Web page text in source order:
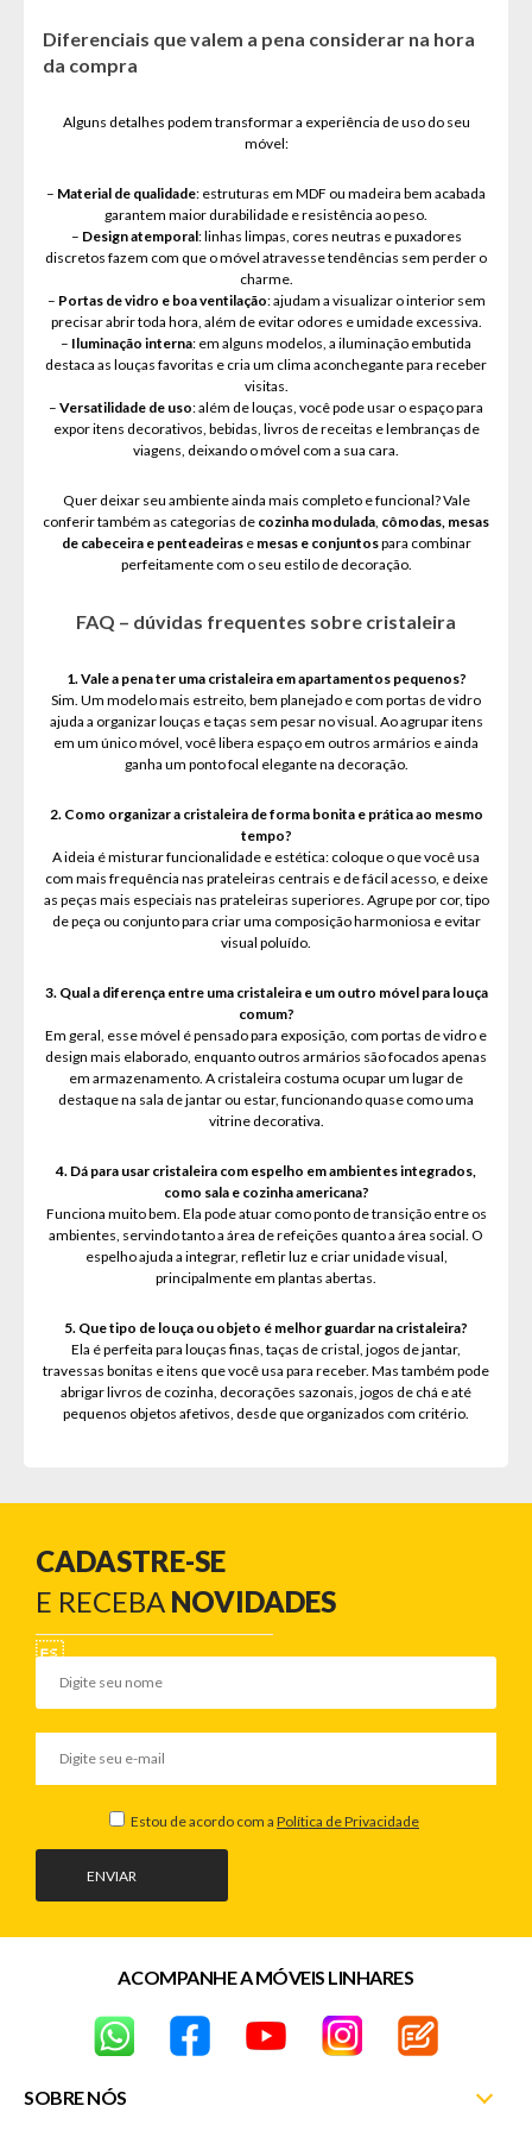
Diferenciais que valem a pena considerar na hora
da compra
Alguns detalhes podem transformar a experiência de uso do seu
móvel:
– Material de qualidade: estruturas em MDF ou madeira bem acabada
garantem maior durabilidade e resistência ao peso.
– Design atemporal: linhas limpas, cores neutras e puxadores
discretos fazem com que o móvel atravesse tendências sem perder o
charme.
– Portas de vidro e boa ventilação: ajudam a visualizar o interior sem
precisar abrir toda hora, além de evitar odores e umidade excessiva.
– Iluminação interna: em alguns modelos, a iluminação embutida
destaca as louças favoritas e cria um clima aconchegante para receber
visitas.
– Versatilidade de uso: além de louças, você pode usar o espaço para
expor itens decorativos, bebidas, livros de receitas e lembranças de
viagens, deixando o móvel com a sua cara.
Quer deixar seu ambiente ainda mais completo e funcional? Vale
conferir também as categorias de cozinha modulada cômodas, mesas
de cabeceira e penteadeirase mesas e conjuntospara combinar
perfeitamente com o seu estilo de decoração.
FAQ – dúvidas frequentes sobre cristaleira
1. Vale a pena ter uma cristaleira em apartamentos pequenos?
Sim. Um modelo mais estreito, bem planejado e com portas de vidro
ajuda a organizar louças e taças sem pesar no visual. Ao agrupar itens
em um único móvel, você libera espaço em outros armários e ainda
ganha um ponto focal elegante na decoração.
2. Como organizar a cristaleira de forma bonita e prática ao mesmo
tempo?
A ideia é misturar funcionalidade e estética: coloque o que você usa
com mais frequência nas prateleiras centrais e de fácil acesso, e deixe
as peças mais especiais nas prateleiras superiores. Agrupe por cor, tipo
de peça ou conjunto para criar uma composição harmoniosa e evitar
visual poluído.
3. Qual a diferença entre uma cristaleira e um outro móvel para louça
comum?
Em geral, esse móvel é pensado para exposição, com portas de vidro e
design mais elaborado, enquanto outros armários são focados apenas
em armazenamento. A cristaleira costuma ocupar um lugar de
destaque na sala de jantar ou estar, funcionando quase como uma
vitrine decorativa.
4. Dá para usar cristaleira com espelho em ambientes integrados,
como sala e cozinha americana?
Funciona muito bem. Ela pode atuar como ponto de transição entre os
ambientes, servindo tanto a área de refeições quanto a área social. O
espelho ajuda a integrar, refletir luz e criar unidade visual,
principalmente em plantas abertas.
5. Que tipo de louça ou objeto é melhor guardar na cristaleira?
Ela é perfeita para louças finas, taças de cristal, jogos de jantar,
travessas bonitas e itens que você usa para receber. Mas também pode
abrigar livros de cozinha, decorações sazonais, jogos de chá e até
pequenos objetos afetivos, desde que organizados com critério.
CADASTRE-SE
E RECEBA NOVIDADES
ENVIAR
Estou de acordo com a Política de Privacidade
SOBRE NÓS
ACOMPANHE A MÓVEIS LINHARES